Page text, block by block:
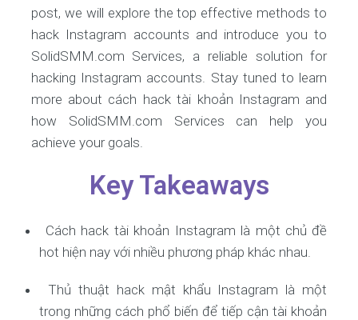
post, we will explore the top effective methods to
hack Instagram accounts and introduce you to
SolidSMM.com Services, a reliable solution for
hacking Instagram accounts. Stay tuned to learn
more about cách hack tài khoản Instagram and
how SolidSMM.com Services can help you
achieve your goals.
Key Takeaways
Cách hack tài khoản Instagram là một chủ đề
hot hiện nay với nhiều phương pháp khác nhau.
Thủ thuật hack mật khẩu Instagram là một
trong những cách phổ biến để tiếp cận tài khoản